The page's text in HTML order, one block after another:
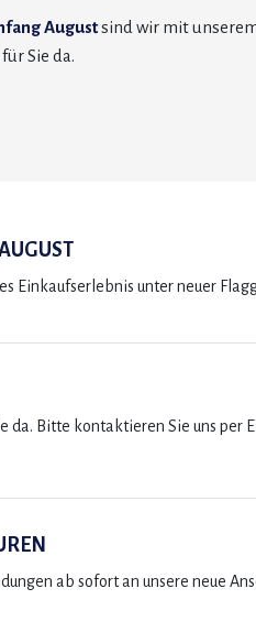
Augustsind wir mit
Sie da.
Einkaufserlebnis unter neuer
da. Bitte kontaktieren Sie uns per
ab sofort an unsere neue